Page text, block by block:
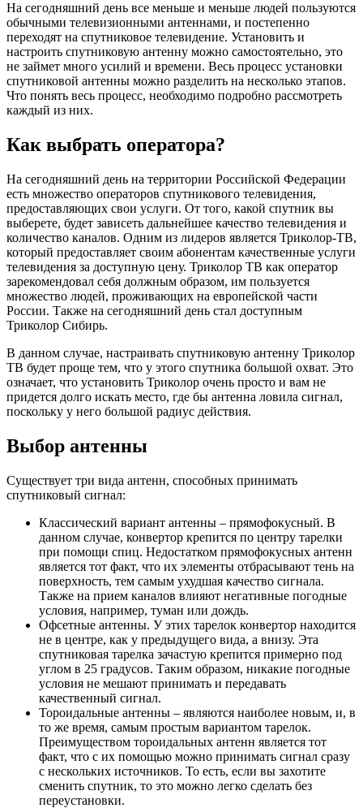
На сегодняшний день все меньше и меньше людей пользуются
обычными телевизионными антеннами, и постепенно
переходят на спутниковое телевидение. Установить и
настроить спутниковую антенну можно самостоятельно, это
не займет много усилий и времени. Весь процесс установки
спутниковой антенны можно разделить на несколько этапов.
Что понять весь процесс, необходимо подробно рассмотреть
каждый из них.
Как выбрать оператора?
На сегодняшний день на территории Российской Федерации
есть множество операторов спутникового телевидения,
предоставляющих свои услуги. От того, какой спутник вы
выберете, будет зависеть дальнейшее качество телевидения и
количество каналов. Одним из лидеров является Триколор-ТВ,
который предоставляет своим абонентам качественные услуги
телевидения за доступную цену. Триколор ТВ как оператор
зарекомендовал себя должным образом, им пользуется
множество людей, проживающих на европейской части
России. Также на сегодняшний день стал доступным
Триколор Сибирь.
В данном случае, настраивать спутниковую антенну Триколор
ТВ будет проще тем, что у этого спутника большой охват. Это
означает, что установить Триколор очень просто и вам не
придется долго искать место, где бы антенна ловила сигнал,
поскольку у него большой радиус действия.
Выбор антенны
Существует три вида антенн, способных принимать
спутниковый сигнал:
Классический вариант антенны – прямофокусный. В
данном случае, конвертор крепится по центру тарелки
при помощи спиц. Недостатком прямофокусных антенн
является тот факт, что их элементы отбрасывают тень на
поверхность, тем самым ухудшая качество сигнала.
Также на прием каналов влияют негативные погодные
условия, например, туман или дождь.
Офсетные антенны. У этих тарелок конвертор находится
не в центре, как у предыдущего вида, а внизу. Эта
спутниковая тарелка зачастую крепится примерно под
углом в 25 градусов. Таким образом, никакие погодные
условия не мешают принимать и передавать
качественный сигнал.
Тороидальные антенны – являются наиболее новым, и, в
то же время, самым простым вариантом тарелок.
Преимуществом тороидальных антенн является тот
факт, что с их помощью можно принимать сигнал сразу
с нескольких источников. То есть, если вы захотите
сменить спутник, то это можно легко сделать без
переустановки.